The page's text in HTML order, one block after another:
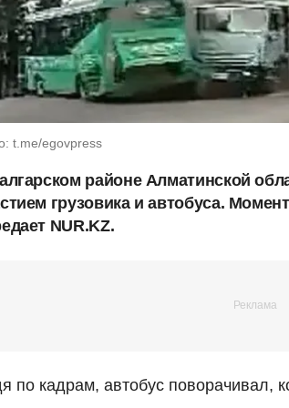
t.me/egovpress
районе Алматинской
грузовика и автобуса.
NUR.KZ.
по кадрам, автобус поворачивал,